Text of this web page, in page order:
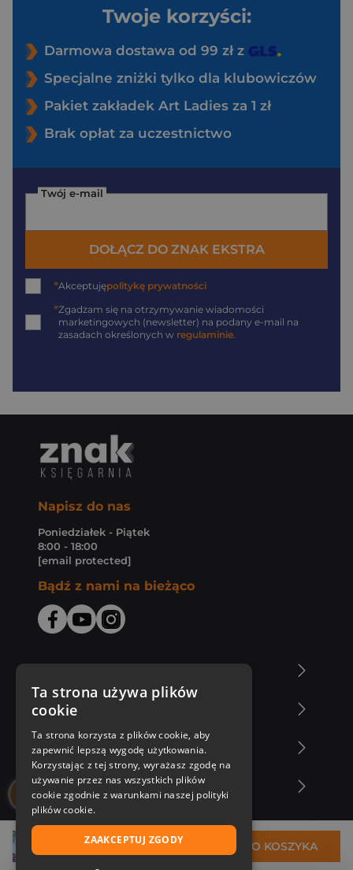
33,99 zł DO KOSZYKA
Twoje korzyści:
Darmowa dostawa od 99 zł z
Specjalne zniżki tylko dla klubowiczów
Pakiet zakładek Art Ladies za 1 zł
Brak opłat za uczestnictwo
Twój e-mail
DOŁĄCZ DO ZNAK EKSTRA
*Akceptujępolitykę prywatności
*Zgadzam się na otrzymywanie wiadomości
marketingowych (newsletter) na podany e-mail na
zasadach określonych w regulaminie.
Napisz do nas
Poniedziałek - Piątek
8:00 - 18:00
[email protected]
Bądź z nami na bieżąco
Zakupy u nas
Nasza oferta
Nasi autorzy
Ta strona używa plików
cookie
Ta strona korzysta z plików cookie, aby
zapewnić lepszą wygodę użytkowania.
Korzystając z tej strony, wyrażasz zgodę na
używanie przez nas wszystkich plików
cookie zgodnie z warunkami naszej polityki
plików cookie.
ZAAKCEPTUJ ZGODY